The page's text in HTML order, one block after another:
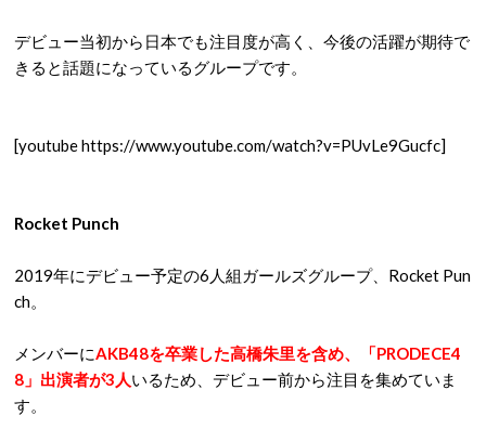
デビュー当初から日本でも注目度が高く、今後の活躍が期待で
きると話題になっているグループです。
[youtube https://www.youtube.com/watch?v=PUvLe9Gucfc]
Rocket Punch
2019年にデビュー予定の6人組ガールズグループ、Rocket Pun
ch。
メンバーにAKB48を卒業した高橋朱里を含め、「PRODECE4
8」出演者が3人いるため、デビュー前から注目を集めていま
す。